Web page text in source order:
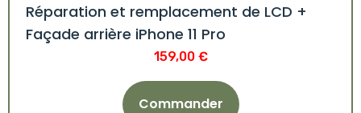
Réparation et remplacement de LCD +
Façade arrière iPhone 11 Pro
159,00 €